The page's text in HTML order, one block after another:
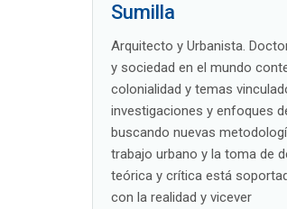
Sumilla
Arquitecto y Urbanista.
y sociedad en el mundo
colonialidad y temas
investigaciones y enfoques
buscando nuevas
trabajo urbano y la toma de
teórica y crítica está
con la realidad y vicever